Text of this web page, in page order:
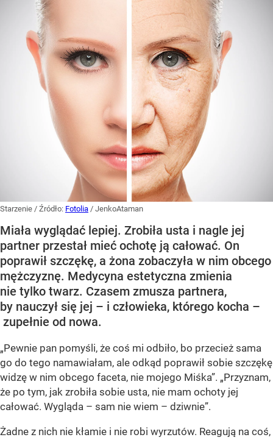
Starzenie / Źródło: Fotolia / JenkoAtaman
Miała wyglądać lepiej. Zrobiła usta i nagle jej
partner przestał mieć ochotę ją całować. On
poprawił szczękę, a żona zobaczyła w nim obcego
mężczyznę. Medycyna estetyczna zmienia
nie tylko twarz. Czasem zmusza partnera,
by nauczył się jej – i człowieka, którego kocha –
zupełnie od nowa.
„Pewnie pan pomyśli, że coś mi odbiło, bo przecież sama
go do tego namawiałam, ale odkąd poprawił sobie szczękę
widzę w nim obcego faceta, nie mojego Miśka”. „Przyznam,
że po tym, jak zrobiła sobie usta, nie mam ochoty jej
całować. Wygląda – sam nie wiem – dziwnie”.
Żadne z nich nie kłamie i nie robi wyrzutów. Reagują na coś,